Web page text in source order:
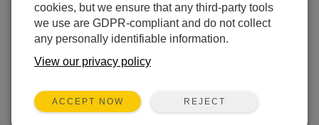
cookies, but we ensure that any third-party tools
we use are GDPR-compliant and do not collect
any personally identifiable information.
View our privacy policy
ACCEPT NOW REJECT